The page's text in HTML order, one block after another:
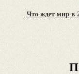
Что ждет мир в